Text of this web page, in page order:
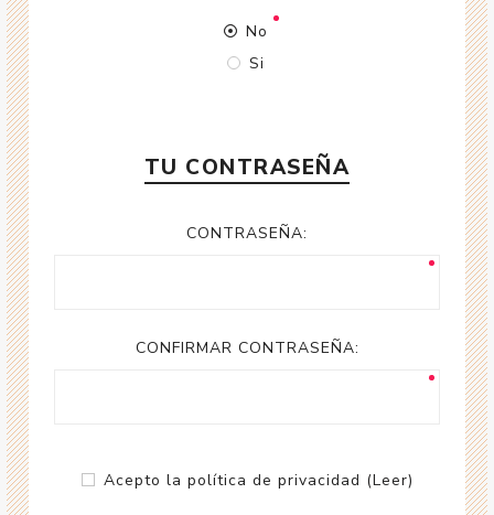
No
Si
TU CONTRASEÑA
CONTRASEÑA:
CONFIRMAR CONTRASEÑA:
Acepto la política de privacidad (Leer)